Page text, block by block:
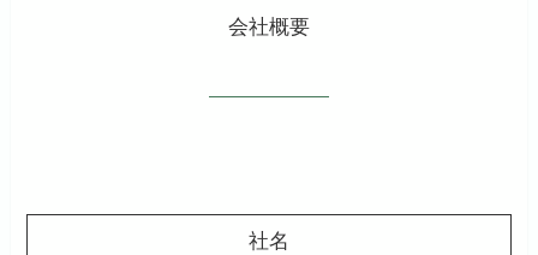
会社概要
社名